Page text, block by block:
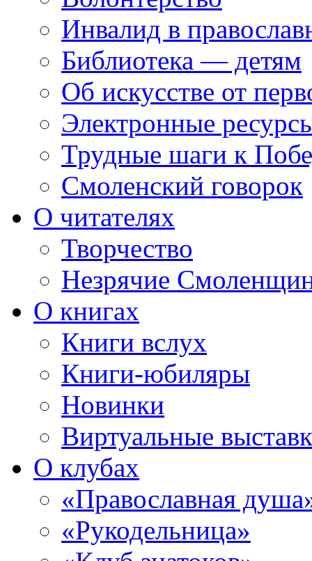
Инвалид в
Библиотека — детям
Об искусстве от
Электронные
Трудные шаги к
Смоленский говорок
О читателях
Творчество
Незрячие
О книгах
Книги вслух
Книги-юбиляры
Новинки
Виртуальные
О клубах
«Православная
«Рукодельница»